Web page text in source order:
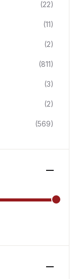
(22)
(11)
(2)
(811)
(3)
(2)
(569)